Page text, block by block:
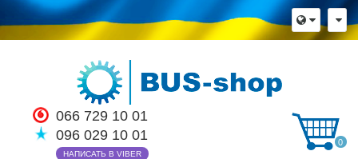
066 729 10 01
096 029 10 01
НАПИСАТЬ В VIBER
0